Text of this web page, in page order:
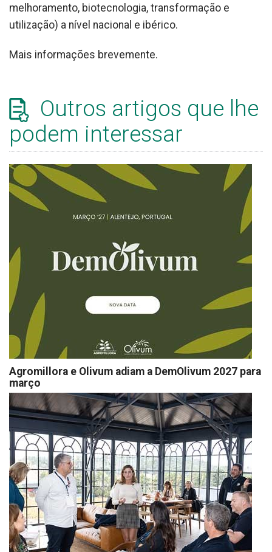
melhoramento, biotecnologia, transformação e
utilização) a nível nacional e ibérico.
Mais informações brevemente.
Outros artigos que lhe
podem interessar
Agromillora e Olivum adiam a DemOlivum 2027 para
março